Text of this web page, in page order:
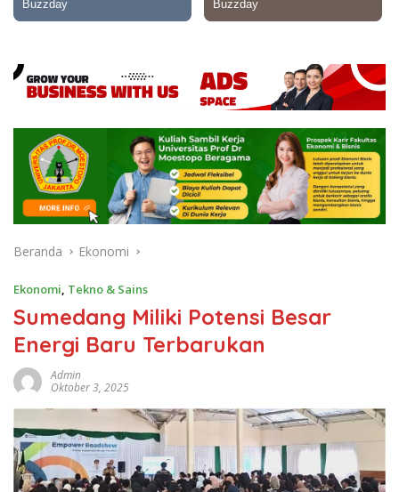
Beranda Ekonomi
Ekonomi, Tekno & Sains
Sumedang Miliki Potensi Besar
Energi Baru Terbarukan
Admin
Oktober 3, 2025